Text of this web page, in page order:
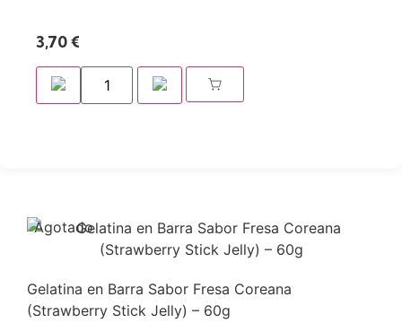
3,70€
Agotado
Gelatina en Barra Sabor Fresa Coreana
(Strawberry Stick Jelly) – 60g